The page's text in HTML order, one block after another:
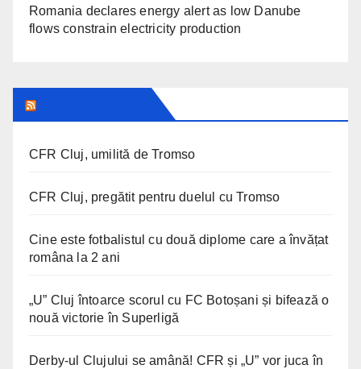
Romania declares energy alert as low Danube
flows constrain electricity production
CFR Cluj, umilită de Tromso
CFR Cluj, pregătit pentru duelul cu Tromso
Cine este fotbalistul cu două diplome care a învățat
româna la 2 ani
„U” Cluj întoarce scorul cu FC Botoșani și bifează o
nouă victorie în Superligă
Derby-ul Clujului se amână! CFR și „U” vor juca în